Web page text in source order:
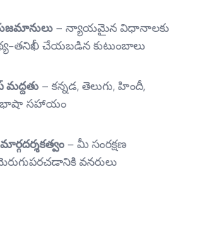
– న్యాయమైన విధానాలకు
తనిఖీ చేయబడిన కుటుంబాలు
– కన్నడ, తెలుగు, హిందీ,
సహాయం
– మీ సంరక్షణ
వనరులు